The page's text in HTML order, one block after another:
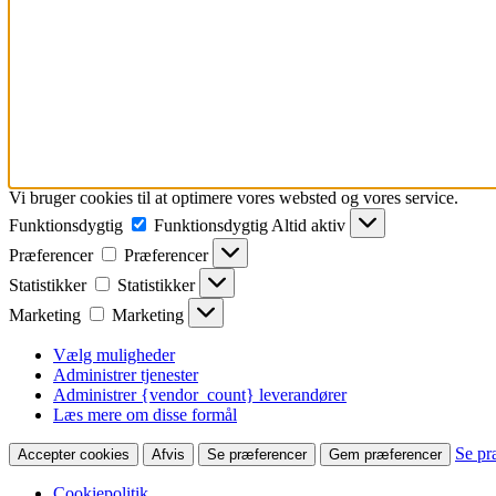
Vi bruger cookies til at optimere vores websted og vores service.
Funktionsdygtig
Funktionsdygtig Altid aktiv
Præferencer
Præferencer
Statistikker
Statistikker
Marketing
Marketing
Vælg muligheder
Administrer tjenester
Administrer {vendor_count} leverandører
Læs mere om disse formål
Accepter cookies Afvis Se præferencer Gem præferencer Se